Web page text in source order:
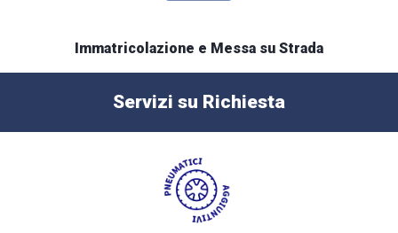
Immatricolazione e Messa su Strada
Servizi su Richiesta